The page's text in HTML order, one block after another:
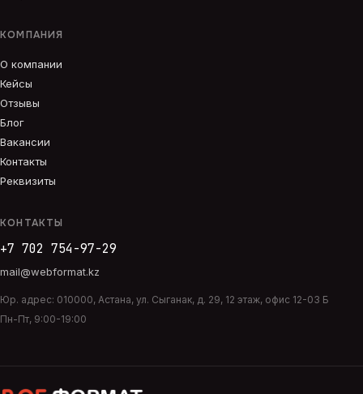
КОМПАНИЯ
О компании
Кейсы
Отзывы
Блог
Вакансии
Контакты
Реквизиты
КОНТАКТЫ
+7 702 754-97-29
mail@webformat.kz
Юр. адрес: 010000, Астана, ул. Сыганак, д. 29, 12 этаж, офис 12-03 Б
Пн-Пт, 9:00-19:00